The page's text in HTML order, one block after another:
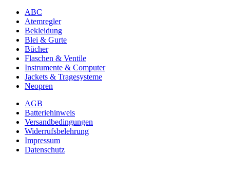
ABC
Atemregler
Bekleidung
Blei & Gurte
Bücher
Flaschen & Ventile
Instrumente & Computer
Jackets & Tragesysteme
Neopren
AGB
Batteriehinweis
Versandbedingungen
Widerrufsbelehrung
Impressum
Datenschutz